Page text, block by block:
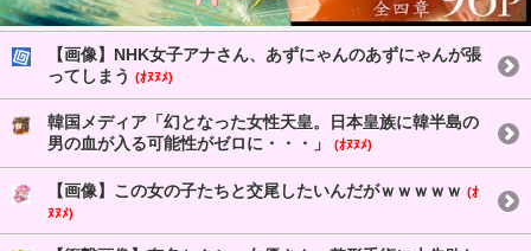
【画像】NHK女子アナさん、あずにゃんのあずにゃんが張
ってしまう (ｵﾇﾇﾒ)
韓国メディア「幻となった女性天皇。日本皇族に韓半島の
男の血が入る可能性がゼロに・・・」
(ｵﾇﾇﾒ)
【画像】この女の子たちと交尾したいんだがｗｗｗｗｗ (ｵ
ﾇﾇﾒ)